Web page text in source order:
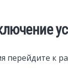
перейдите к